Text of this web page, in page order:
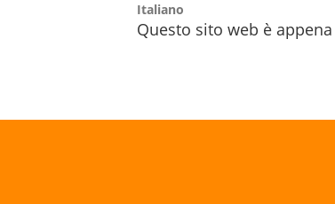
Italiano
Questo sito web è